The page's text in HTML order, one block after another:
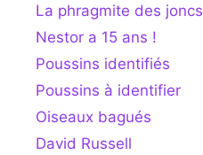
La phragmite des joncs
Nestor a 15 ans !
Poussins identifiés
Poussins à identifier
Oiseaux bagués
David Russell